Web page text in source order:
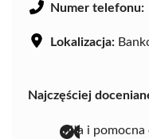
Numer telefonu:
Lokalizacja:
Najczęściej
miła i pomocna